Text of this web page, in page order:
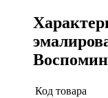
Код товара